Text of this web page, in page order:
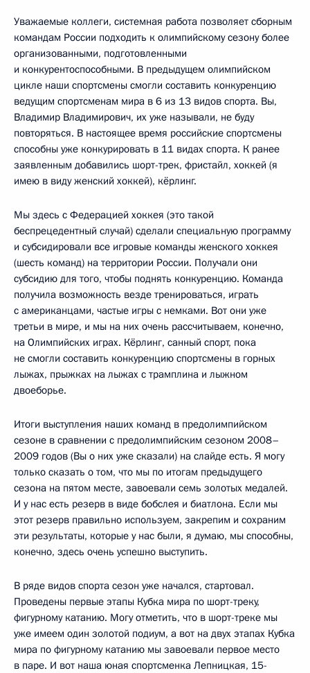
Уважаемые коллеги, системная работа позволяет сборным
командам России подходить к олимпийскому сезону более
организованными, подготовленными
и конкурентоспособными. В предыдущем олимпийском
цикле наши спортсмены смогли составить конкуренцию
ведущим спортсменам мира в 6 из 13 видов спорта. Вы,
Владимир Владимирович, их уже называли, не буду
повторяться. В настоящее время российские спортсмены
способны уже конкурировать в 11 видах спорта. К ранее
заявленным добавились шорт-трек, фристайл, хоккей (я
имею в виду женский хоккей), кёрлинг.
Мы здесь с Федерацией хоккея (это такой
беспрецедентный случай) сделали специальную программу
и субсидировали все игровые команды женского хоккея
(шесть команд) на территории России. Получали они
субсидию для того, чтобы поднять конкуренцию. Команда
получила возможность везде тренироваться, играть
с американцами, частые игры с немками. Вот они уже
третьи в мире, и мы на них очень рассчитываем, конечно,
на Олимпийских играх. Кёрлинг, санный спорт, пока
не смогли составить конкуренцию спортсмены в горных
лыжах, прыжках на лыжах с трамплина и лыжном
двоеборье.
Итоги выступления наших команд в предолимпийском
сезоне в сравнении с предолимпийским сезоном 2008–
2009 годов (Вы о них уже сказали) на слайде есть. Я могу
только сказать о том, что мы по итогам предыдущего
сезона на пятом месте, завоевали семь золотых медалей.
И у нас есть резерв в виде бобслея и биатлона. Если мы
этот резерв правильно используем, закрепим и сохраним
эти результаты, которые у нас были, я думаю, мы способны,
конечно, здесь очень успешно выступить.
В ряде видов спорта сезон уже начался, стартовал.
Проведены первые этапы Кубка мира по шорт-треку,
фигурному катанию. Могу отметить, что в шорт-треке мы
уже имеем один золотой подиум, а вот на двух этапах Кубка
мира по фигурному катанию мы завоевали первое место
в паре. И вот наша юная спортсменка Лепницкая, 15-